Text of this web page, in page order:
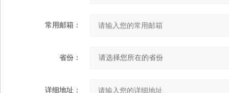
常用邮箱：
省份：
详细地址：